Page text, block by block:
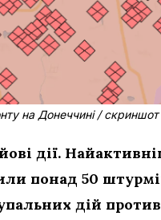
на Донеччині /
дії.
понад 50
дій